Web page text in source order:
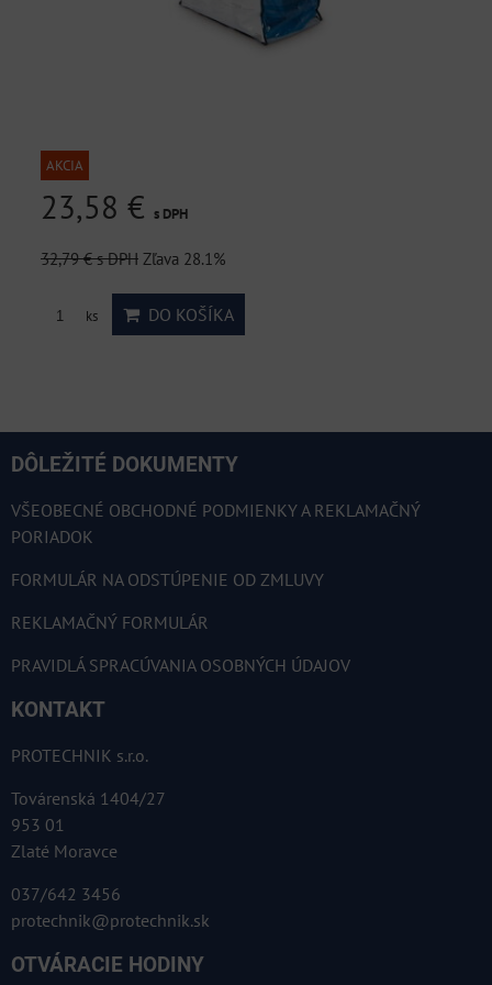
AKCIA
23,58 € s DPH
32,79 €s DPH Zľava 28.1%
ks DO KOŠÍKA
DÔLEŽITÉ DOKUMENTY
VŠEOBECNÉ OBCHODNÉ PODMIENKY A REKLAMAČNÝ
PORIADOK
FORMULÁR NA ODSTÚPENIE OD ZMLUVY
REKLAMAČNÝ FORMULÁR
PRAVIDLÁ SPRACÚVANIA OSOBNÝCH ÚDAJOV
KONTAKT
PROTECHNIK s.r.o.
Továrenská 1404/27
953 01
Zlaté Moravce
037/642 3456
protechnik@protechnik.sk
OTVÁRACIE HODINY